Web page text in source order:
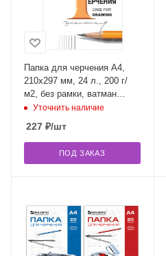
Папка для черчения А4,
210х297 мм, 24 л., 200 г/
м2, без рамки, ватман
ГОЗНАК СПБФ, 3с62
Уточнить наличие
227 ₽/шт
ПОД ЗАКАЗ